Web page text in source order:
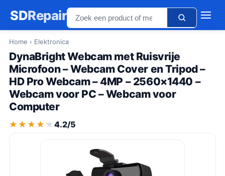
SDRepair
Home › Elektronica
DynaBright Webcam met Ruisvrije
Microfoon – Webcam Cover en Tripod –
HD Pro Webcam – 4MP – 2560×1440 –
Webcam voor PC – Webcam voor
Computer
★★★★★
★★★★★ 4.2/5